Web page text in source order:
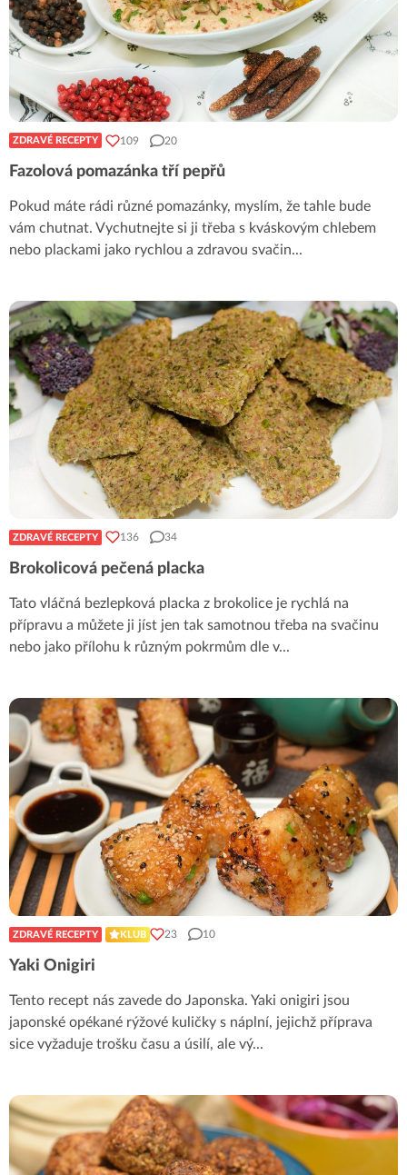
ZDRAVÉ RECEPTY 109 20
Fazolová pomazánka tří pepřů
Pokud máte rádi různé pomazánky, myslím, že tahle bude
vám chutnat. Vychutnejte si ji třeba s kváskovým chlebem
nebo plackami jako rychlou a zdravou svačin...
ZDRAVÉ RECEPTY 136 34
Brokolicová pečená placka
Tato vláčná bezlepková placka z brokolice je rychlá na
přípravu a můžete ji jíst jen tak samotnou třeba na svačinu
nebo jako přílohu k různým pokrmům dle v...
ZDRAVÉ RECEPTY KLUB 23 10
Yaki Onigiri
Tento recept nás zavede do Japonska. Yaki onigiri jsou
japonské opékané rýžové kuličky s náplní, jejichž příprava
sice vyžaduje trošku času a úsilí, ale vý...